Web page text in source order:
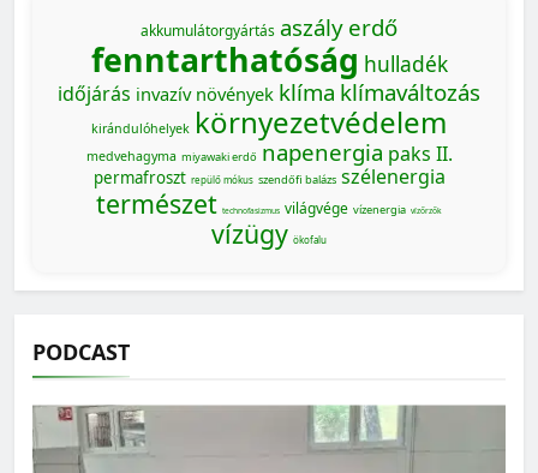
akkumulátorgyártás aszály erdő
fenntarthatóság hulladék
időjárás invazív növények klíma klímaváltozás
kirándulóhelyek környezetvédelem
medvehagyma miyawaki erdő napenergia paks II.
permafroszt repülő mókus szendőfi balázs szélenergia
természet technofasizmus világvége vízenergia vízőrzők
vízügy ökofalu
PODCAST